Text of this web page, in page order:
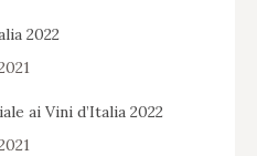
2022
ai Vini d’Italia 2022